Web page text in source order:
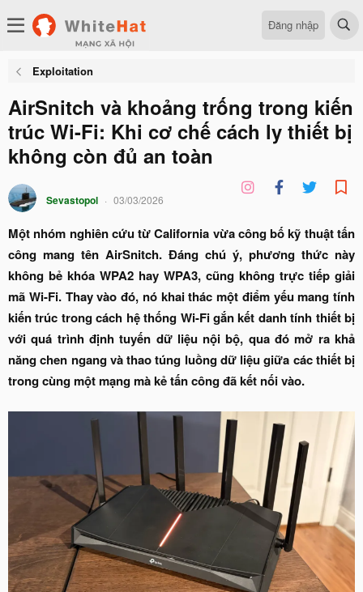
Đăng nhập
Exploitation
AirSnitch và khoảng trống trong kiến
trúc Wi-Fi: Khi cơ chế cách ly thiết bị
không còn đủ an toàn
Sevastopol 03/03/2026
Một nhóm nghiên cứu từ California vừa công bố kỹ thuật tấn
công mang tên AirSnitch. Đáng chú ý, phương thức này
không bẻ khóa WPA2 hay WPA3, cũng không trực tiếp giải
mã Wi-Fi. Thay vào đó, nó khai thác một điểm yếu mang tính
kiến trúc trong cách hệ thống Wi-Fi gắn kết danh tính thiết bị
với quá trình định tuyến dữ liệu nội bộ, qua đó mở ra khả
năng chen ngang và thao túng luồng dữ liệu giữa các thiết bị
trong cùng một mạng mà kẻ tấn công đã kết nối vào.